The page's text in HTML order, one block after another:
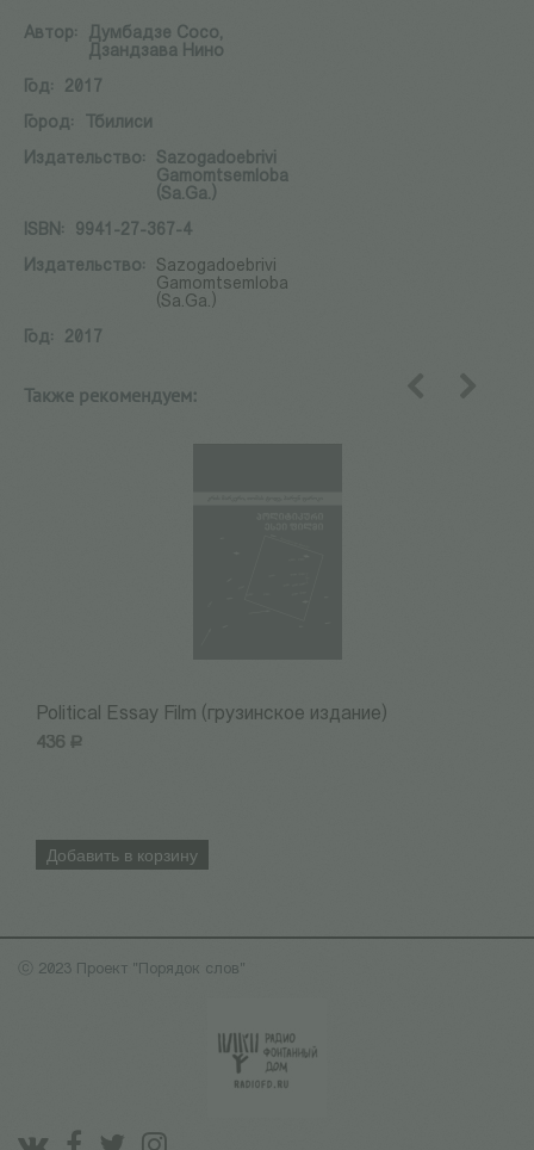
Автор:
Думбадзе Сосо,
Дзандзава Нино
Год:
2017
Город:
Тбилиси
Издательство:
Sazogadoebrivi
Gamomtsemloba
(Sa.Ga.)
ISBN:
9941-27-367-4
Издательство:
Sazogadoebrivi
Gamomtsemloba
(Sa.Ga.)
Год:
2017
Также рекомендуем:
Political Essay Film (грузинское издание)
436 Р
Добавить в корзину
ⓒ 2023 Проект "Порядок слов"